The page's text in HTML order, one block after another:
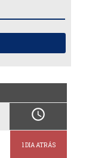
schedule
1 DIA ATRÁS